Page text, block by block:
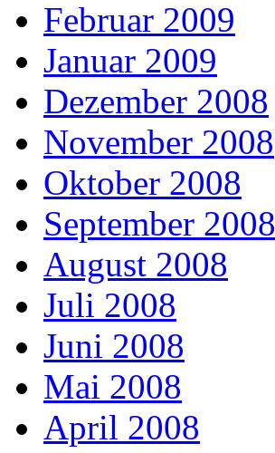
Februar 2009
Januar 2009
Dezember 2008
November 2008
Oktober 2008
September 2008
August 2008
Juli 2008
Juni 2008
Mai 2008
April 2008